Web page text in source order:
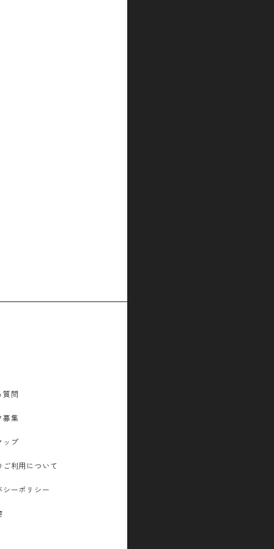
質問
募集
ップ
ご利用について
シーポリシー